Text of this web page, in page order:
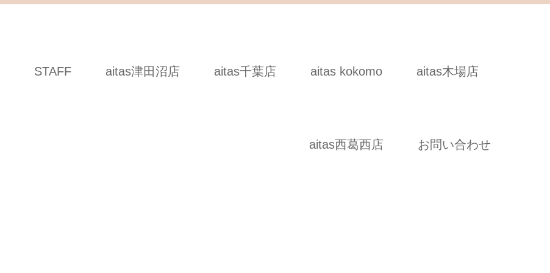
STAFF aitas津田沼店 aitas千葉店 aitas kokomo aitas木場店
aitas西葛西店 お問い合わせ